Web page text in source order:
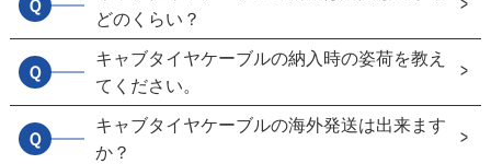
Ｑ
どのくらい？
Ｑ
キャブタイヤケーブルの納入時の姿荷を教え
てください。
Ｑ
キャブタイヤケーブルの海外発送は出来ます
か？